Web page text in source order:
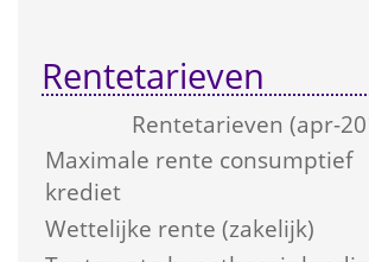
Rentetarieven
Rente­tarieven (apr-
Maximale rente consumptief
krediet
Wettelijke rente (zakelijk)